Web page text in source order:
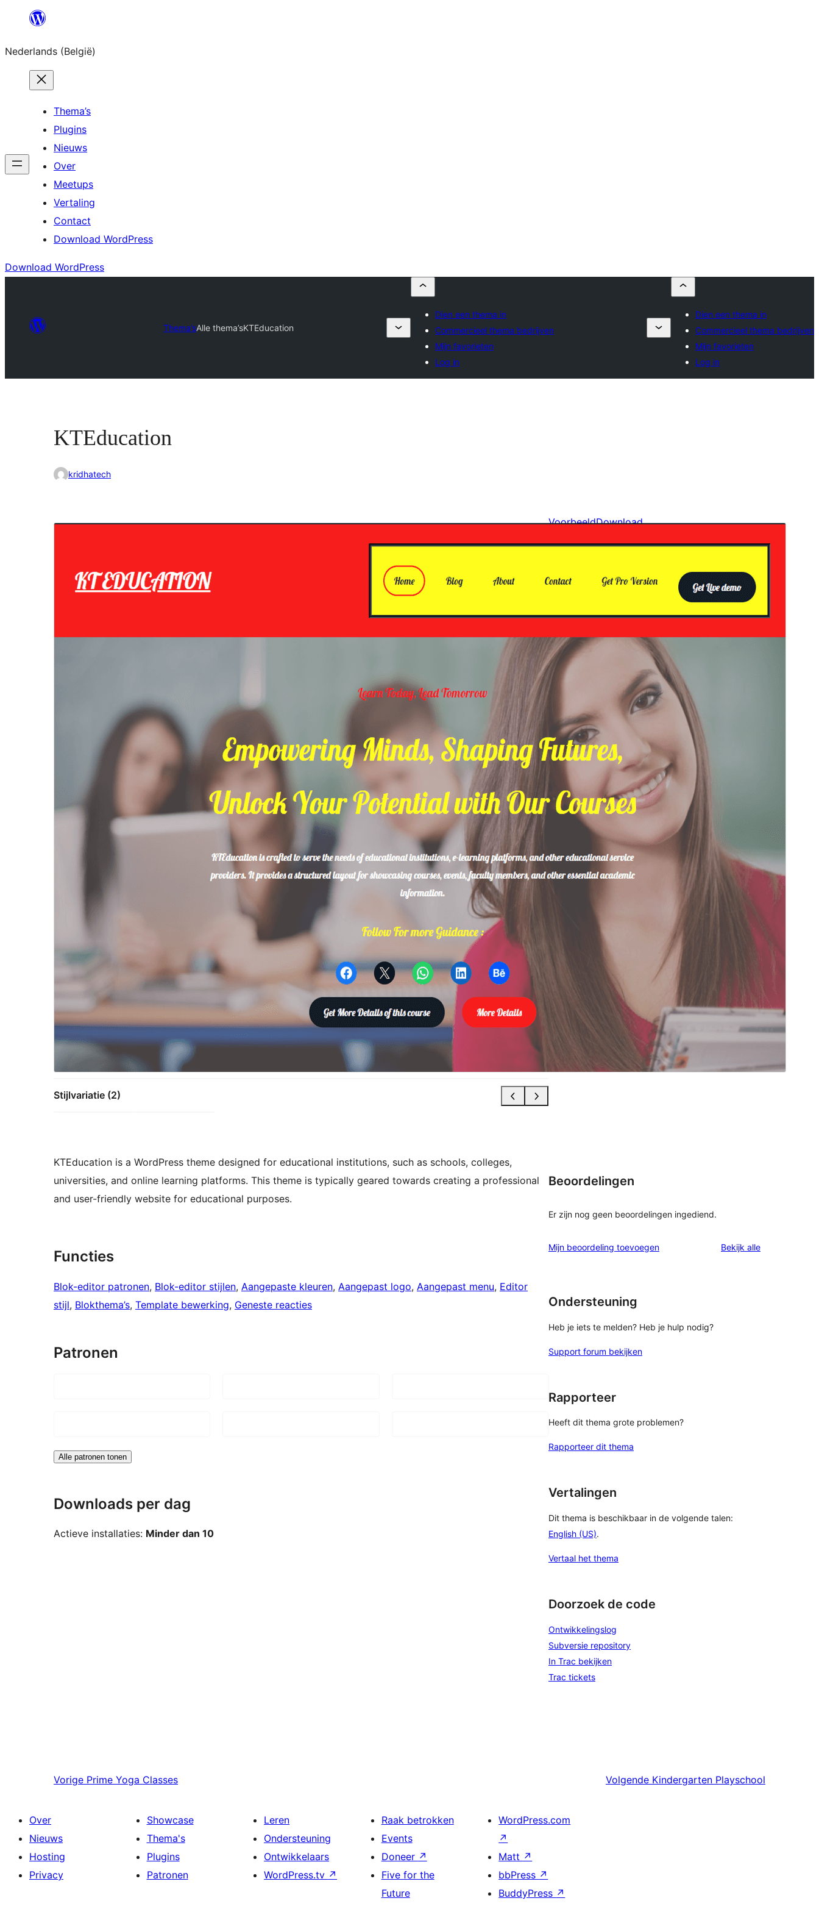
Spring
de
inhoud
Nederlands (België)
Thema’s
Plugins
Nieuws
Over
Meetups
Vertaling
Contact
Download WordPress
Download WordPress
Thema’sAlle thema’sKTEducation
Dien een thema in
Commercieel thema bedrijven
Mijn favorieten
Log in
Dien een thema in
Commercieel thema bedrijven
Mijn favorieten
Log in
KTEducation
kridhatech
Stijlvariatie (2)
VoorbeeldDownload
Versie
1.1
Actieve installaties
Minder dan 10
6.0
5.6
KTEducation is a WordPress theme designed for educational institutions, such as schools, colleges,
universities, and online learning platforms. This theme is typically geared towards creating a professional
and user-friendly website for educational purposes.
Functies
Blok-editor patronen, Blok-editor stijlen, Aangepaste kleuren, Aangepast logo, Aangepast menu, Editor
stijl, Blokthema’s, Template bewerking, Geneste reacties
Patronen
Alle patronen tonen
Downloads per dag
Actieve installaties: Minder dan 10
Beoordelingen
Er zijn nog geen beoordelingen ingediend.
Mijn beoordeling toevoegen Bekijk allebeoordelingen
Ondersteuning
Heb je iets te melden? Heb je hulp nodig?
Support forum bekijken
Rapporteer
Heeft dit thema grote problemen?
Rapporteer dit thema
Vertalingen
Dit thema is beschikbaar in de volgende talen:
English (US).
Vertaal het thema
Doorzoek de code
Ontwikkelingslog
Subversie repository
In Trac bekijken
Trac tickets
Vorige Prime Yoga Classes Volgende Kindergarten Playschool
Over
Nieuws
Hosting
Privacy
Showcase
Thema's
Plugins
Patronen
Leren
Ondersteuning
Ontwikkelaars
WordPress.tv ↗
Raak betrokken
Events
Doneer ↗
Five for the
Future
WordPress.com
↗
Matt ↗
bbPress ↗
BuddyPress ↗